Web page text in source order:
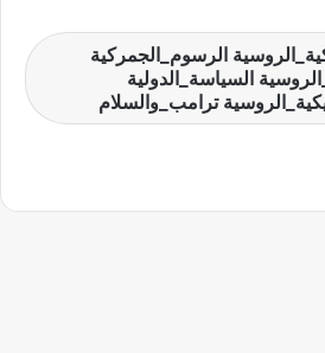
الرسوم_الجمركية
السياسة_الدولية
ترامب_والسلام